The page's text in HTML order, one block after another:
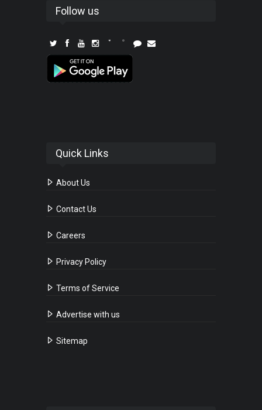
Follow us
Quick Links
About Us
Contact Us
Careers
Privacy Policy
Terms of Service
Advertise with us
Sitemap